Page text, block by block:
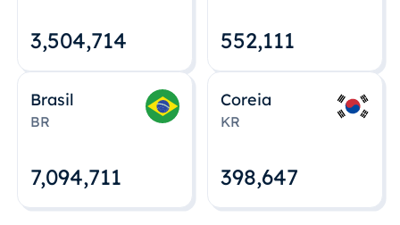
3,504,715 552,112
Brasil
BR
7,094,712
Coreia
KR
398,648